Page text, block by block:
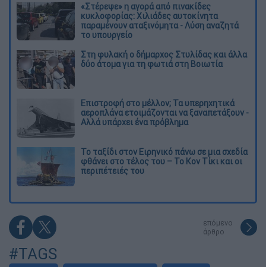
«Στέρεψε» η αγορά από πινακίδες
κυκλοφορίας: Χιλιάδες αυτοκίνητα
παραμένουν αταξινόμητα - Λύση αναζητά
το υπουργείο
Στη φυλακή ο δήμαρχος Στυλίδας και άλλα
δύο άτομα για τη φωτιά στη Βοιωτία
Επιστροφή στο μέλλον; Τα υπερηχητικά
αεροπλάνα ετοιμάζονται να ξαναπετάξουν -
Αλλά υπάρχει ένα πρόβλημα
Το ταξίδι στον Ειρηνικό πάνω σε μια σχεδία
φθάνει στο τέλος του – Το Κον Τίκι και οι
περιπέτειές του
επόμενο
άρθρο
#TAGS